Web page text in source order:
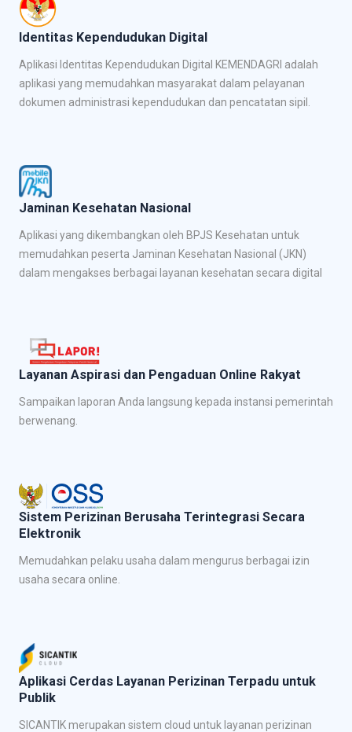
Identitas Kependudukan Digital
Aplikasi Identitas Kependudukan Digital KEMENDAGRI adalah
aplikasi yang memudahkan masyarakat dalam pelayanan
dokumen administrasi kependudukan dan pencatatan sipil.
Jaminan Kesehatan Nasional
Aplikasi yang dikembangkan oleh BPJS Kesehatan untuk
memudahkan peserta Jaminan Kesehatan Nasional (JKN)
dalam mengakses berbagai layanan kesehatan secara digital
Layanan Aspirasi dan Pengaduan Online Rakyat
Sampaikan laporan Anda langsung kepada instansi pemerintah
berwenang.
Sistem Perizinan Berusaha Terintegrasi Secara
Elektronik
Memudahkan pelaku usaha dalam mengurus berbagai izin
usaha secara online.
Aplikasi Cerdas Layanan Perizinan Terpadu untuk
Publik
SICANTIK merupakan sistem cloud untuk layanan perizinan